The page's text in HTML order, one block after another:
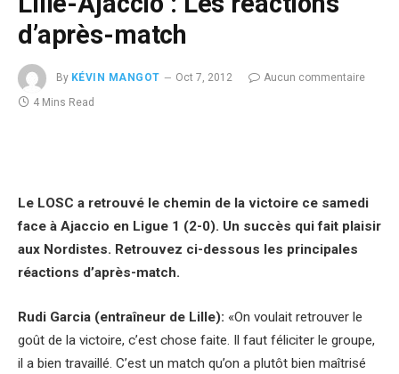
d’après-match
By KÉVIN MANGOT Oct 7, 2012
Aucun commentaire
4 Mins Read
Le LOSC a retrouvé le chemin de la victoire ce samedi
face à Ajaccio en Ligue 1 (2-0). Un succès qui fait plaisir
aux Nordistes. Retrouvez ci-dessous les principales
réactions d’après-match.
Rudi Garcia (entraîneur de Lille): «On voulait retrouver le
goût de la victoire, c’est chose faite. Il faut féliciter le groupe,
il a bien travaillé. C’est un match qu’on a plutôt bien maîtrisé